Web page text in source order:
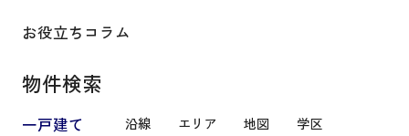
お役立ちコラム
物件検索
一戸建て 沿線 エリア 地図 学区